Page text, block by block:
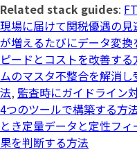
Related stack guides:
現場に届けて関税優遇の
が増えるたびにデータ変
ピードとコストを改善する
ムのマスタ不整合を解消
法, 監査時にガイドライン
4つのツールで構築する方
とき定量データと定性フ
果を判断する方法